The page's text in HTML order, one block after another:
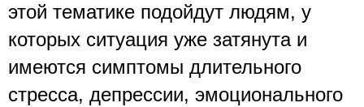
этой тематике подойдут людям, у
которых ситуация уже затянута и
имеются симптомы длительного
стресса, депрессии, эмоционального